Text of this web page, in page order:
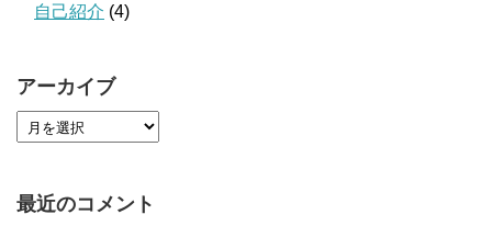
自己紹介 (4)
アーカイブ
最近のコメント